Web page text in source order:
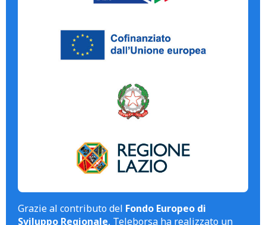
Grazie al contributo del Fondo Europeo di
Sviluppo Regionale, Teleborsa ha realizzato un